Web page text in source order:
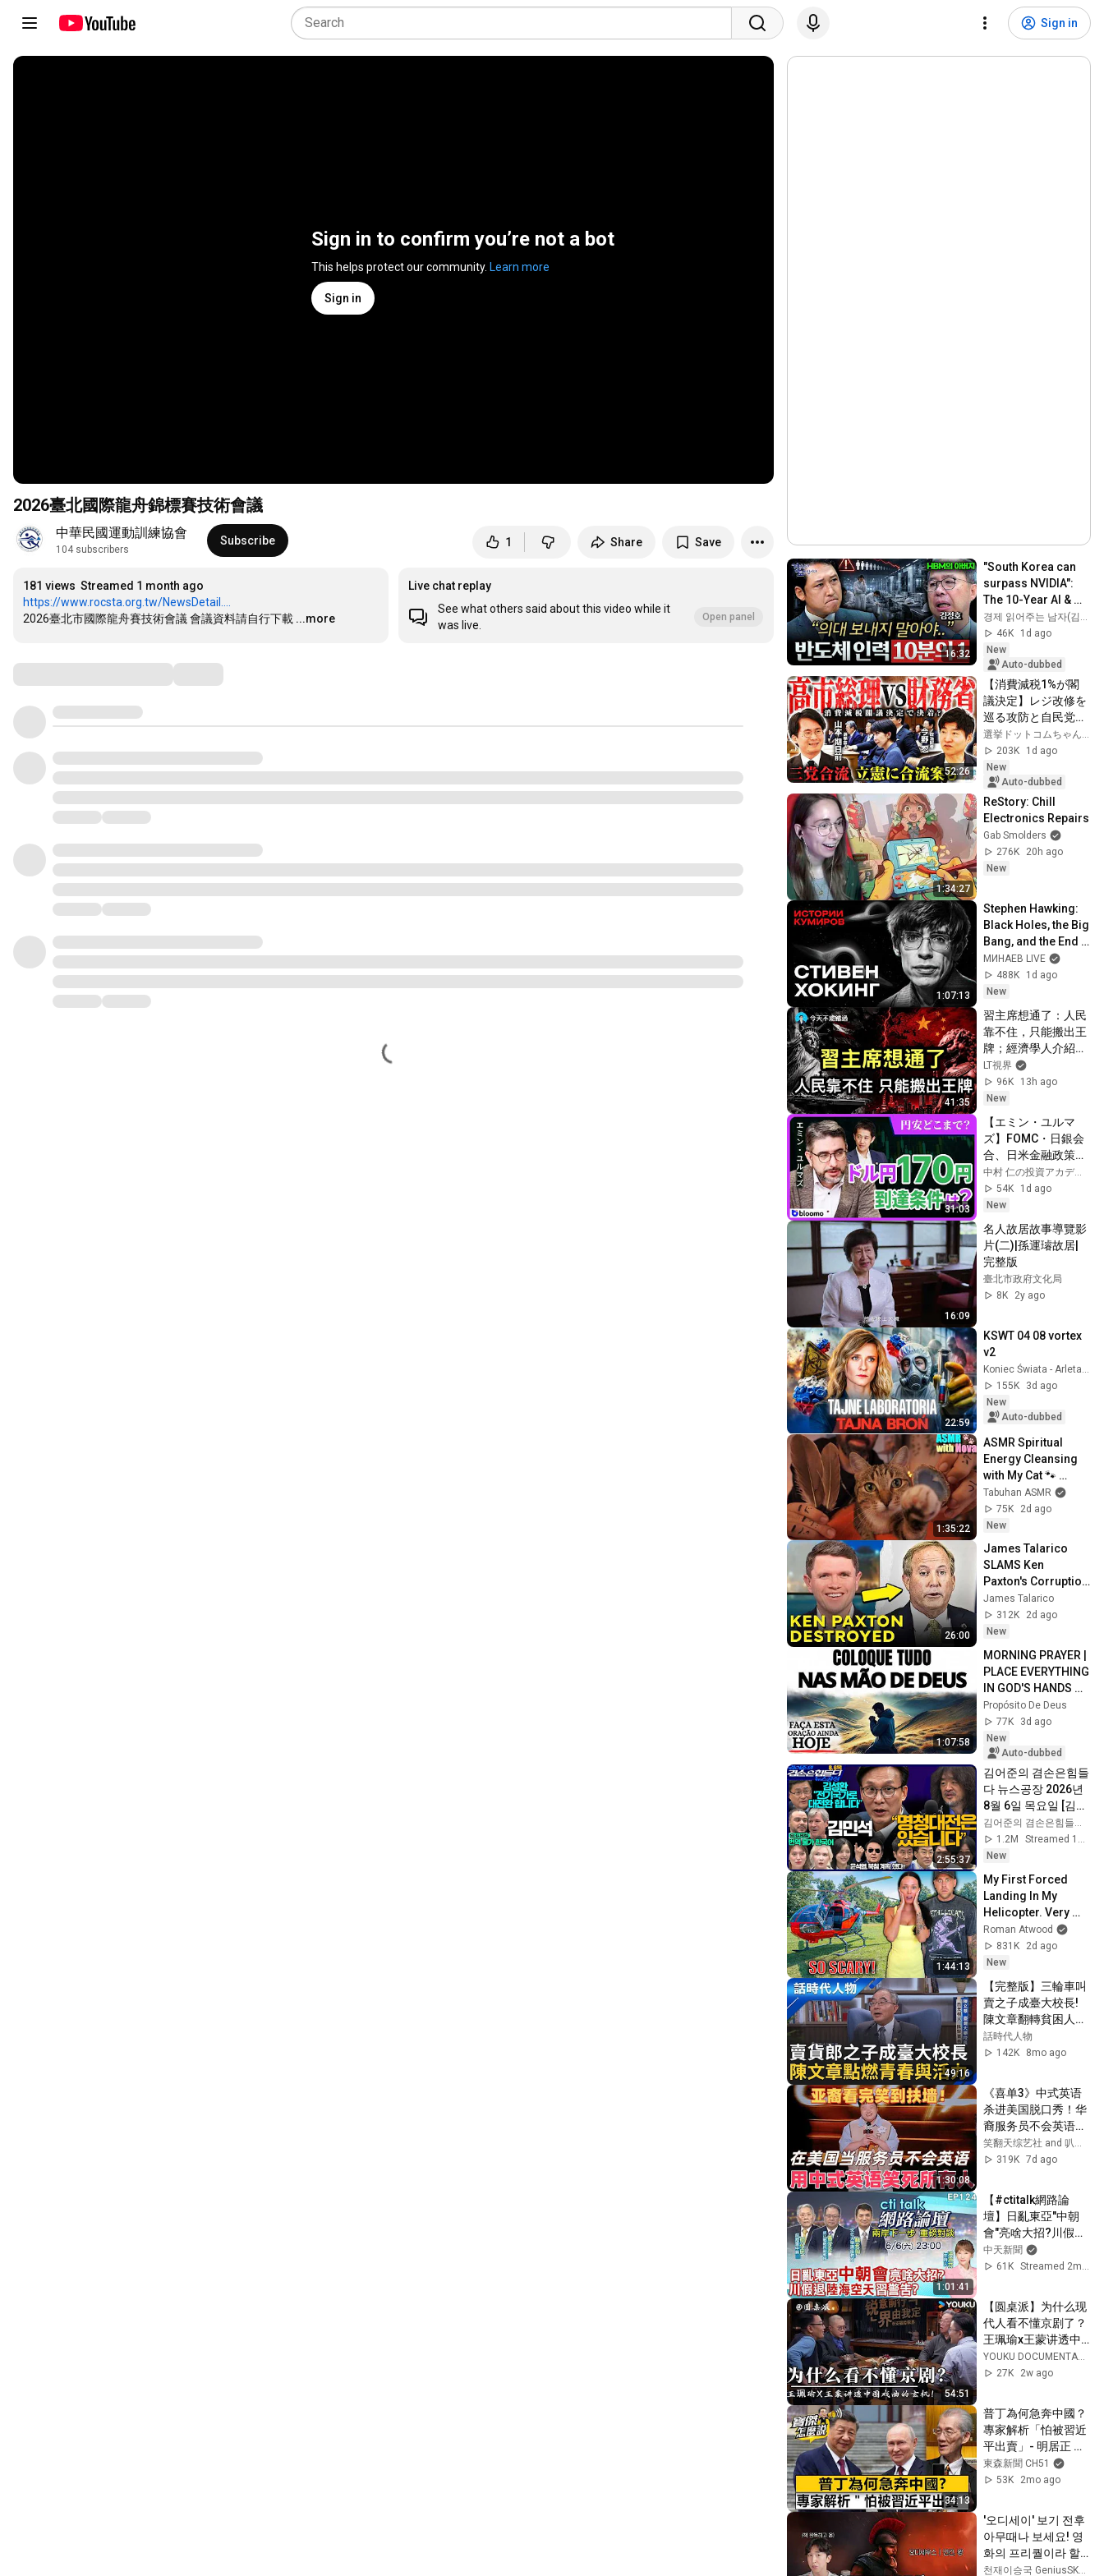
Sign in
Sign in to confirm you’re not a bot
This helps protect our community. Learn more
Sign in
2026臺北國際龍舟錦標賽技術會議
中華民國運動訓練協會
104 subscribers
Subscribe 1 Share Save
181 views Streamed 1 month ago
https://www.rocsta.org.tw/NewsDetail....
2026臺北市國際龍舟賽技術會議 會議資料請自行下載 ...more
Live chat replay
See what others said about this video while it
was live.
Open panel
16:32
"South Korea can
surpass NVIDIA":
The 10-Year AI &
Semiconductor
Showdown | Let's
Debate with Gye...
경제 읽어주는 남자(김광석TV)
46K
1d ago
New
Auto-dubbed
52:26
【消費減税1%が閣
議決定】レジ改修を
巡る攻防と自民党内
の激しい葛藤／中
道・立憲・公明の3
党合流構想に浮上し
た「第4の選択肢」
とは？【今野忍×山
本期日前】｜選挙ド
ットコム
選挙ドットコムちゃんねる
203K
1d ago
New
Auto-dubbed
1:34:27
ReStory: Chill
Electronics Repairs
Gab Smolders
276K
20h ago
New
1:07:13
Stephen Hawking:
Black Holes, the Big
Bang, and the End
of the Universe /
Idol Stories /
MINAEV
МИНАЕВ LIVE
488K
1d ago
New
41:35
習主席想通了：人民
靠不住，只能搬出王
牌；經濟學人介紹當
今中共官員迷信成
風，震驚世界；投資
人如何重新面臨資產
配置與稅務的考驗？
LT視界
96K
13h ago
New
31:03
【エミン・ユルマ
ズ】FOMC・日銀会
合、日米金融政策の
行方は?ドル円170円
の条件と金利上昇局
面の投資戦略
中村 仁の投資アカデミー / ブルーモ証券
54K
1d ago
New
16:09
名人故居故事導覽影
片(二)|孫運璿故居|
完整版
臺北市政府文化局
8K
2y ago
22:59
KSWT 04 08 vortex
v2
155K
3d ago
New
Auto-dubbed
1:35:22
ASMR Spiritual
Energy Cleansing
with My Cat 🐾
Purring & Reiki for
Sleep & Stress
Relief
Tabuhan ASMR
75K
2d ago
New
26:00
James Talarico
SLAMS Ken
Paxton's Corruption
LIVE ON AIR
James Talarico
312K
2d ago
New
1:07:58
MORNING PRAYER |
PLACE EVERYTHING
IN GOD'S HANDS
AND REST
Propósito De Deus
77K
3d ago
New
Auto-dubbed
2:55:37
김어준의 겸손은힘들
다 뉴스공장 2026년
8월 6일 목요일 [김민
석, 김성환, 홍사훈X
주진우X봉지욱X박시
동, 동네사람들]
김어준의 겸손은힘들다 뉴스공장
1.2M
Streamed 1d ago
New
1:44:13
My First Forced
Landing In My
Helicopter. Very
Scary Experience
But Everyone Is
Safe! Needs FIxed!
Roman Atwood
831K
2d ago
New
49:16
【完整版】三輪車叫
賣之子成臺大校長!
陳文章翻轉貧困人生
匯聚菁英創新局│鄭
弘儀 主持│【話時代
立新聞台
話時代人物
142K
8mo ago
1:30:08
《喜单3》中式英语
杀进美国脱口秀！华
裔服务员不会英语，
靠口音把全场笑疯
了！#喜剧之王单口
喜剧 #funny #综艺
笑翻天综艺社 and 叭叭一下
319K 7d ago
1:01:41
【#ctitalk網路論
壇】日亂東亞"中朝
會"亮啥大招?川假
退"陸海空天"習警告?
重磅對談 精彩全程
CtiNews
中天新聞
61K
Streamed 2mo ago
54:51
【圆桌派】为什么现
代人看不懂京剧了？
王珮瑜x王蒙讲透中
国戏曲的玄机：有什
么样的观众，决定了
圆桌派 第三季 | 优酷
纪实人文 YOUKU
DOCUMENTARY
YOUKU DOCUMENTARY-Get APP now
27K
2w ago
34:13
普丁為何急奔中國？
專家解析「怕被習近
平出賣」- 明居正 劉
寶傑《寶傑怎麼說》
東森新聞 CH51
53K
2mo ago
'오디세이' 보기 전후
아무때나 보세요! 영
화의 프리퀄이라 할
수 있는 일리아스 이천재이승국 GeniusSKLee